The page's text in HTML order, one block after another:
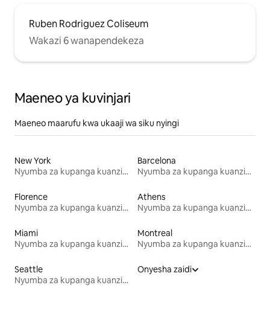
Ruben Rodriguez Coliseum
Wakazi 6 wanapendekeza
Maeneo ya kuvinjari
Maeneo maarufu kwa ukaaji wa siku nyingi
New York
Nyumba za kupanga kuanzia mwezi mmoja
Barcelona
Nyumba za kupanga kuanzia mwezi mmoja
Florence
Nyumba za kupanga kuanzia mwezi mmoja
Athens
Nyumba za kupanga kuanzia mwezi mmoja
Miami
Nyumba za kupanga kuanzia mwezi mmoja
Montreal
Nyumba za kupanga kuanzia mwezi mmoja
Seattle
Nyumba za kupanga kuanzia mwezi mmoja
Onyesha zaidi